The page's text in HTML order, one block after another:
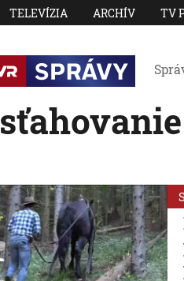
TELEVÍZIA ARCHÍV TV